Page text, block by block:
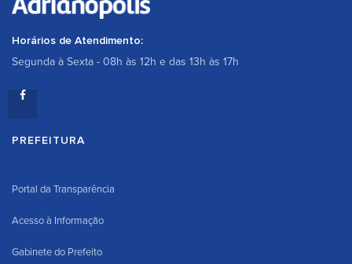
Horários de Atendimento:
Segunda à Sexta - 08h às 12h e das 13h às 17h
PREFEITURA
Portal da Transparência
Acesso à Informação
Gabinete do Prefeito